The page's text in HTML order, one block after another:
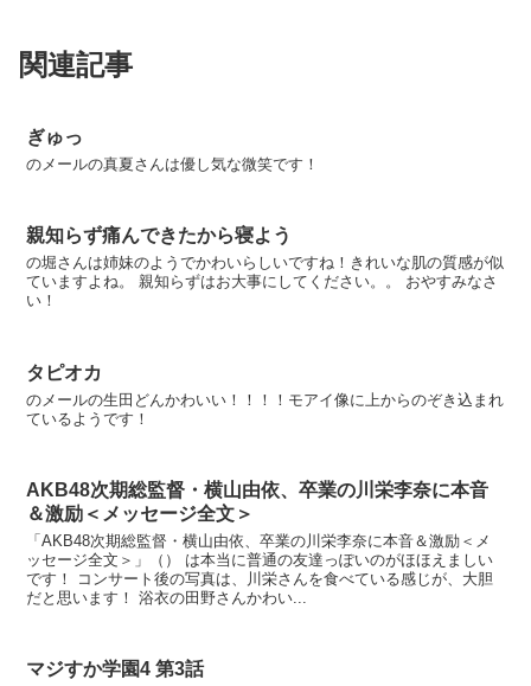
関連記事
ぎゅっ
のメールの真夏さんは優し気な微笑です！
親知らず痛んできたから寝よう
の堀さんは姉妹のようでかわいらしいですね！きれいな肌の質感が似
ていますよね。 親知らずはお大事にしてください。。 おやすみなさ
い！
タピオカ
のメールの生田どんかわいい！！！！モアイ像に上からのぞき込まれ
ているようです！
AKB48次期総監督・横山由依、卒業の川栄李奈に本音
＆激励＜メッセージ全文＞
「AKB48次期総監督・横山由依、卒業の川栄李奈に本音＆激励＜メ
ッセージ全文＞」（） は本当に普通の友達っぽいのがほほえましい
です！ コンサート後の写真は、川栄さんを食べている感じが、大胆
だと思います！ 浴衣の田野さんかわい...
マジすか学園4 第3話